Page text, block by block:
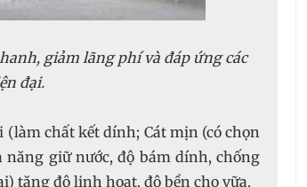
giảm lãng phí và đáp ứng các
đại.
(làm chất kết dính; Cát mịn (có chọn
giữ nước, độ bám dính, chống
tăng độ linh hoạt, độ bền cho vữa.